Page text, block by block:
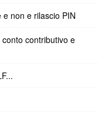
non e rilascio PIN
contributivo e